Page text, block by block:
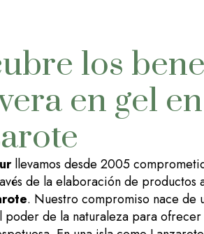
los
en gel en
llevamos desde 2005
de la elaboración de productos
. Nuestro compromiso nace de
de la naturaleza para ofrecer